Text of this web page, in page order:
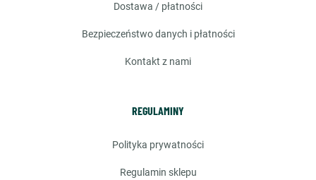
dostawa / płatności
bezpieczeństwo danych i płatności
kontakt z nami
REGULAMINY
polityka prywatności
regulamin sklepu